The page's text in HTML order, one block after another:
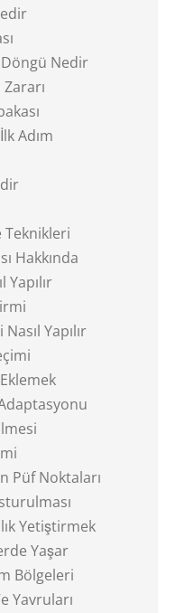
Nedir
Adım
Teknikleri
Hakkında
Yapılır
Yapılır
Püf Noktaları
Yetiştirmek
Yaşar
Bölgeleri
Yavruları